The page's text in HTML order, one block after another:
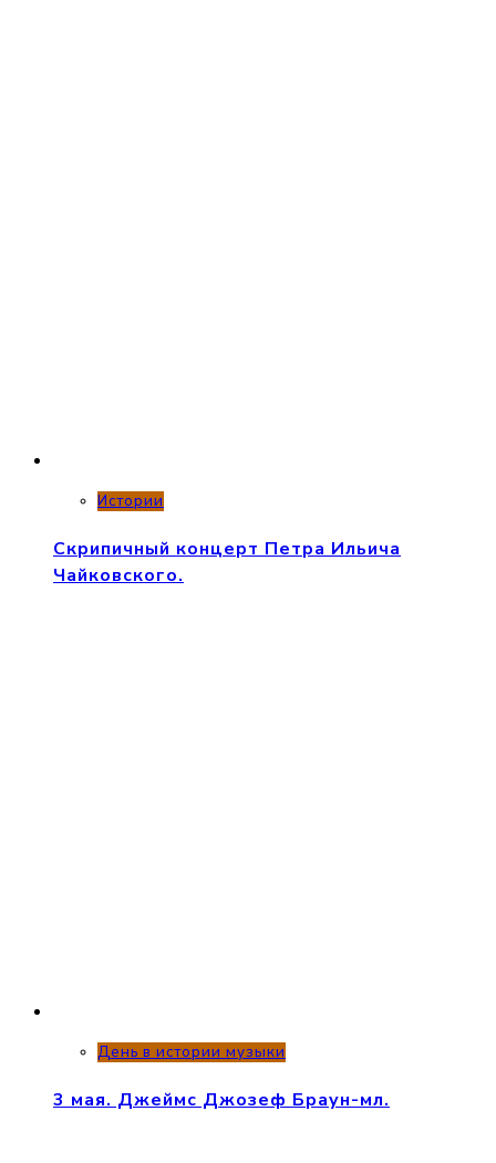
Истории
Скрипичный концерт Петра Ильича
Чайковского.
День в истории музыки
3 мая. Джеймс Джозеф Браун-мл.